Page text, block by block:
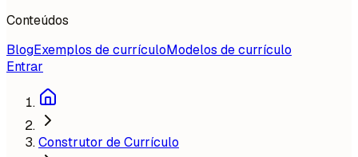
Conteúdos
BlogExemplos de currículoModelos de currículo
Entrar
Construtor de Currículo